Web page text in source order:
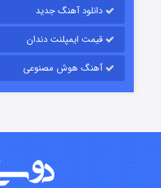
دانلود آهنگ جدید
قیمت ایمپلنت دندان
آهنگ هوش مصنوعی